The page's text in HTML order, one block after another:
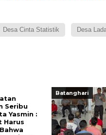
Desa Cinta Statistik Desa
Seribu
Yasmin :
Harus
Batanghari